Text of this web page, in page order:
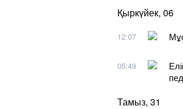
Қыркүйек, 06
12:07
05:49
Тамыз, 31